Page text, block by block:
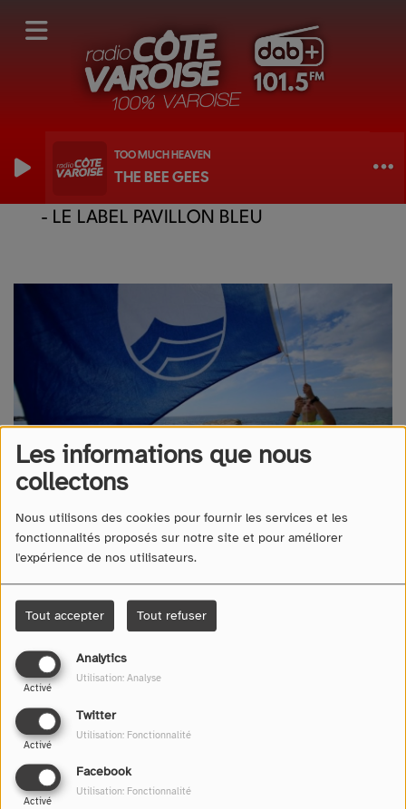
Les informations que nous
collectons
Nous utilisons des cookies pour fournir les services et les
fonctionnalités proposés sur notre site et pour améliorer
l'expérience de nos utilisateurs.
Tout accepter Tout refuser
Analytics
Activé
Utilisation: Analyse
Twitter
Activé
Utilisation: Fonctionnalité
Facebook
Activé
Utilisation: Fonctionnalité
TOO MUCH HEAVEN
THE BEE GEES
- LE LABEL PAVILLON BLEU
04 juin 2026 - 517 vues
Écouter le podcast